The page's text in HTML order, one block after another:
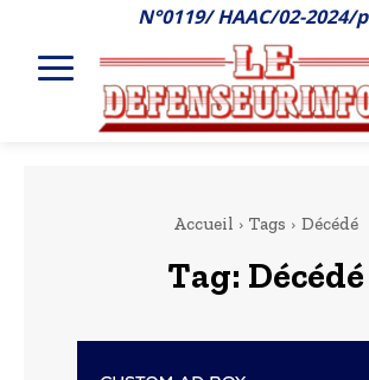
N°0119/ HAAC/02-2024/
Accueil Tags Décédé
Tag: Décédé